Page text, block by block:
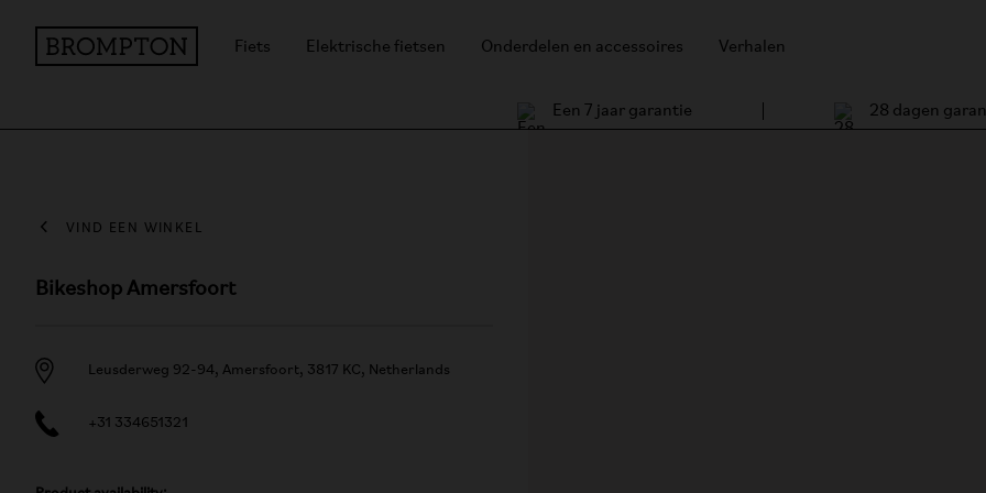
Fiets Elektrische fietsen Onderdelen en accessoires Verhalen
Een 7 jaar garantie 28 dagen
VIND EEN WINKEL
Bikeshop Amersfoort
Leusderweg 92-94, Amersfoort, 3817 KC, Netherlands
+31 334651321